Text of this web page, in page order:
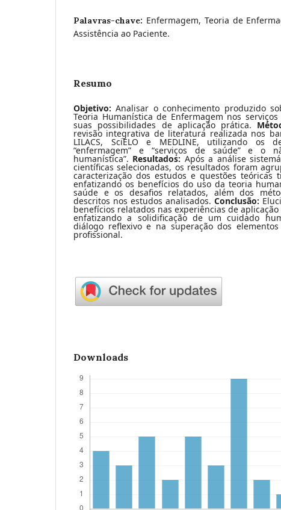
Palavras-chave: Enfermagem, Teoria de
Assistência ao Paciente.
Resumo
Objetivo: Analisar o conhecimento produzido
Teoria Humanística de Enfermagem nos
suas possibilidades de aplicação prática.
revisão integrativa de literatura realizada nos
LILACS, SciELO e MEDLINE, utilizando os
“enfermagem” e “serviços de saúde” e o
humanística”. Resultados: Após a análise
científicas selecionadas, os resultados foram
caracterização dos estudos e questões teóricas
enfatizando os benefícios do uso da teoria
saúde e os desafios relatados, além dos
descritos nos estudos analisados. Conclusão:
benefícios relatados nas experiências de
enfatizando a solidificação de um cuidado
diálogo reflexivo e na superação dos
profissional.
Downloads